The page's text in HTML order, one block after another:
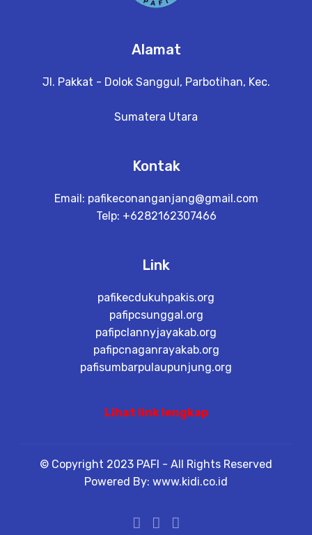
Alamat
Jl. Pakkat - Dolok Sanggul, Parbotihan, Kec.
Sumatera Utara
Kontak
Email: pafikeconanganjang@gmail.com
Telp: +6282162307466
Link
pafikecdukuhpakis.org
pafipcsunggal.org
pafipclannyjayakab.org
pafipcnaganrayakab.org
pafisumbarpulaupunjung.org
Lihat link lengkap
© Copyright 2023 PAFI - All Rights Reserved
Powered By: www.kidi.co.id